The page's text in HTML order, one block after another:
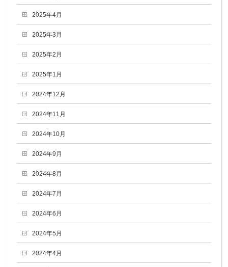
2025年4月
2025年3月
2025年2月
2025年1月
2024年12月
2024年11月
2024年10月
2024年9月
2024年8月
2024年7月
2024年6月
2024年5月
2024年4月